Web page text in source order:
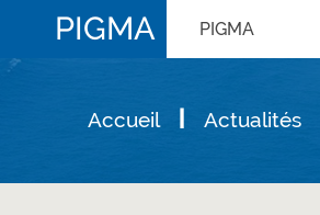
PIGMA PIGMA
Accueil Actualités